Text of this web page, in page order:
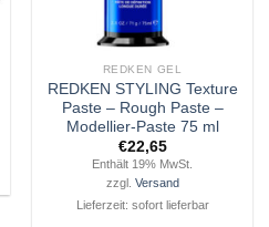
REDKEN GEL
REDKEN STYLING Texture
Paste – Rough Paste –
Modellier-Paste 75 ml
€22,65
Enthält 19% MwSt.
zzgl. Versand
Lieferzeit: sofort lieferbar